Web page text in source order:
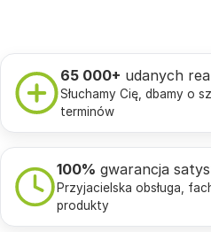
65 000+ udanych
Słuchamy Cię, dbamy o
terminów
100% gwarancja
Przyjacielska obsługa,
produkty